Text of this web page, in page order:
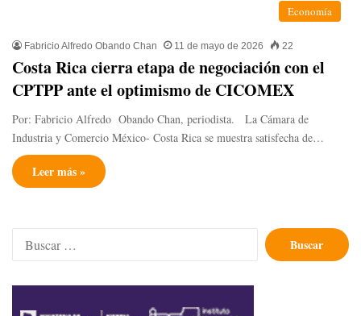
Economía
Fabricio Alfredo Obando Chan 11 de mayo de 2026 22
​Costa Rica cierra etapa de negociación con el
CPTPP ante el optimismo de CICOMEX
Por: Fabricio Alfredo Obando Chan, periodista. La Cámara de
Industria y Comercio México- Costa Rica se muestra satisfecha de…
Leer más »
Buscar: